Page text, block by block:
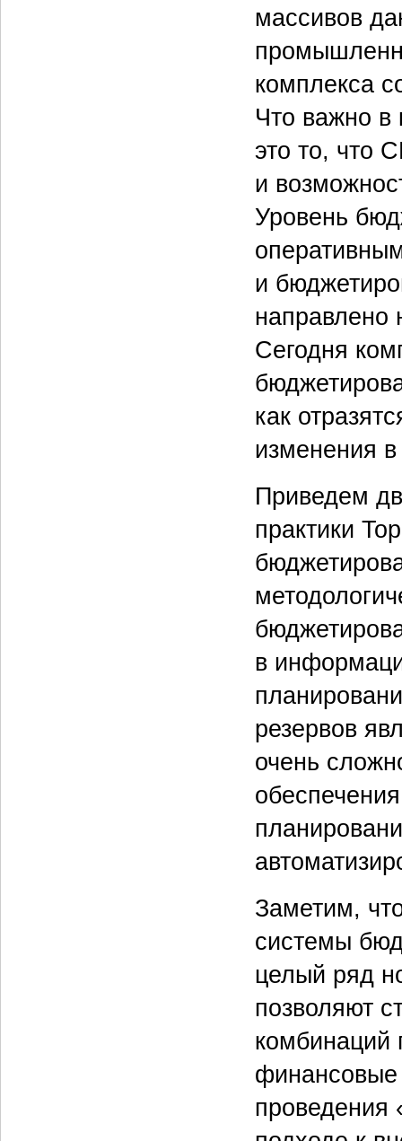
массивов
комплекса
Что важно в
это то, что
и
Уровень
и
направлено
Сегодня
как
изменения
Приведем
практики
в
резервов
очень
Заметим,
системы
целый ряд
позволяют
комбинаций
финансовые
проведения